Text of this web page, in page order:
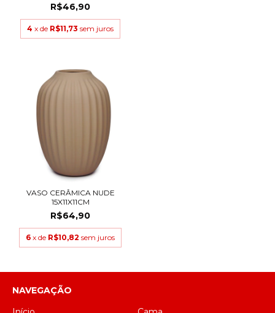
R$46,90
4 x de R$11,73 sem juros
VASO CERÂMICA NUDE
15X11X11CM
R$64,90
6 x de R$10,82 sem juros
NAVEGAÇÃO